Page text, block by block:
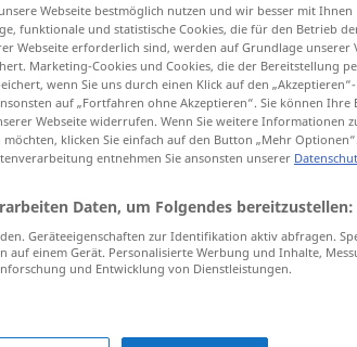
propozycja pomysł
propozycja oferta
propozycja kupna
Webseite bestmöglich nutzen und wir besser mit Ihnen
funktionale und statistische Cookies, die für den Betrieb
Webseite erforderlich sind, werden auf Grundlage unserer
Marketing-Cookies und Cookies, die der Bereitstellung
wenn Sie uns durch einen Klick auf den
auf „Fortfahren ohne Akzeptieren“. Sie können Ihre
Webseite widerrufen. Wenn Sie weitere Informationen
klicken Sie einfach auf den Button „Mehr Optionen“.
entnehmen Sie ansonsten unserer
Daten, um Folgendes bereitzustellen:
Geräteeigenschaften zur Identifikation aktiv abfragen.
einem Gerät. Personalisierte Werbung und Inhalte,
und Entwicklung von Dienstleistungen.